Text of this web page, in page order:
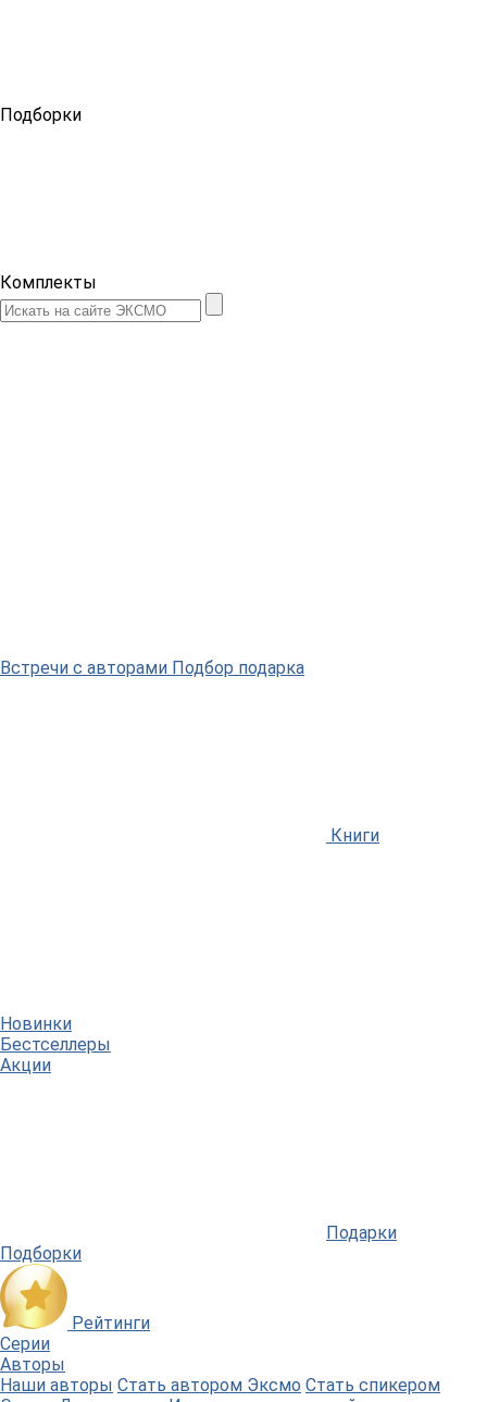
Подборки
Комплекты
Встречи с авторами Подбор подарка
Книги
Новинки
Бестселлеры
Акции
Подарки
Подборки
Рейтинги
Серии
Авторы
Наши авторы Стать автором Эксмо Стать спикером